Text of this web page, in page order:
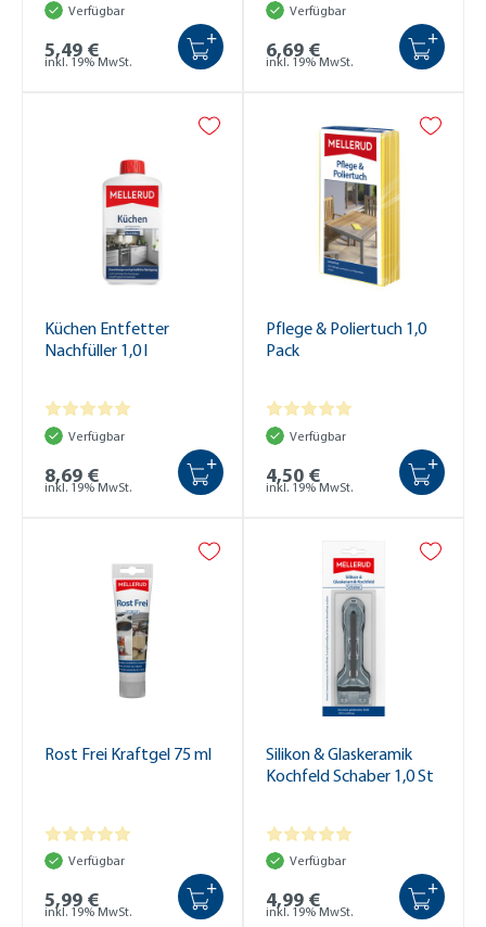
Verfügbar
5,49 €
inkl. 19% MwSt.
+
Verfügbar
6,69 €
inkl. 19% MwSt.
+
Küchen Entfetter
Nachfüller 1,0 l
Verfügbar
8,69 €
inkl. 19% MwSt.
+
Pflege & Poliertuch 1,0
Pack
Verfügbar
4,50 €
inkl. 19% MwSt.
+
Rost Frei Kraftgel 75 ml
Verfügbar
5,99 €
inkl. 19% MwSt.
+
Silikon & Glaskeramik
Kochfeld Schaber 1,0 St
Verfügbar
4,99 €
inkl. 19% MwSt.
+